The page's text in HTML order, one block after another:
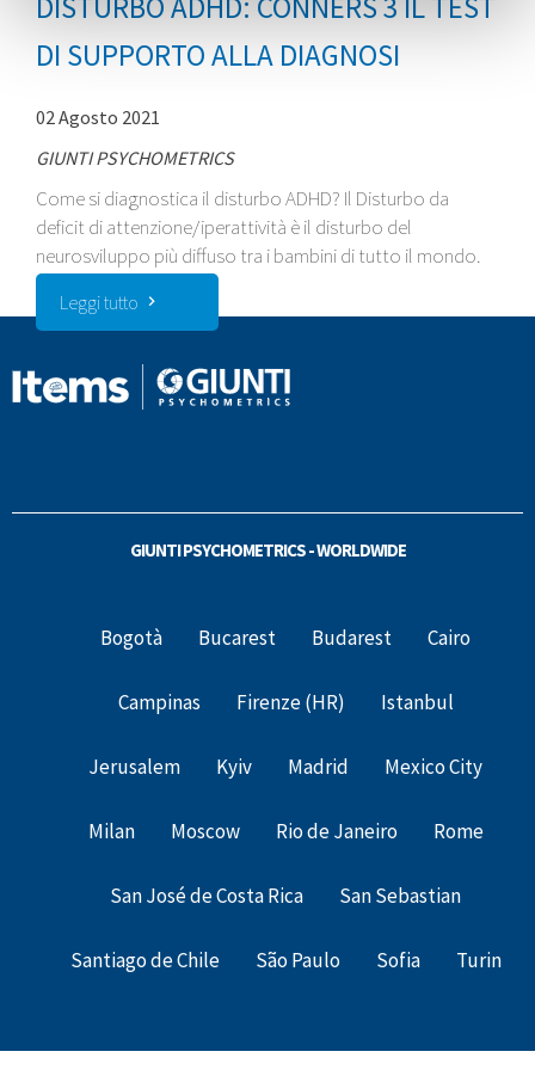
DI SUPPORTO ALLA DIAGNOSI
02 Agosto 2021
GIUNTI PSYCHOMETRICS
Come si diagnostica il disturbo ADHD? Il Disturbo da
deficit di attenzione/iperattività è il disturbo del
neurosviluppo più diffuso tra i bambini di tutto il mondo.
Leggi tutto
GIUNTI PSYCHOMETRICS - WORLDWIDE
Bogotà Bucarest Budarest Cairo
Campinas Firenze (HR) Istanbul
Jerusalem Kyiv Madrid Mexico City
Milan Moscow Rio de Janeiro Rome
San José de Costa Rica San Sebastian
Santiago de Chile São Paulo Sofia Turin